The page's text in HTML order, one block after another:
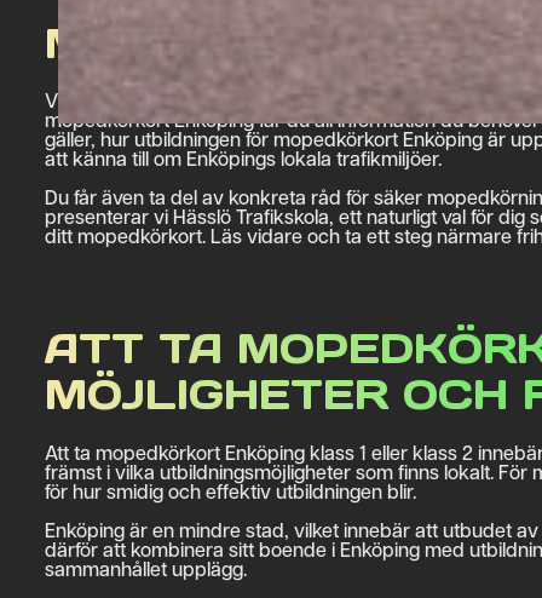
MOPEDKÖRKORT
Vill du ta mopedkörkort i Enköping och komma igång
mopedkörkort Enköping får du all information du
gäller, hur utbildningen för mopedkörkort Enköping är
att känna till om Enköpings lokala trafikmiljöer.
Du får även ta del av konkreta råd för säker
presenterar vi Hässlö Trafikskola, ett naturligt val för dig
ditt mopedkörkort. Läs vidare och ta ett steg närmare
ATT TA
MÖJLIGHETER OCH
Att ta mopedkörkort Enköping klass 1 eller klass 2
främst i vilka utbildningsmöjligheter som finns lokalt.
för hur smidig och effektiv utbildningen blir.
Enköping är en mindre stad, vilket innebär att utbudet
därför att kombinera sitt boende i Enköping med
sammanhållet upplägg.